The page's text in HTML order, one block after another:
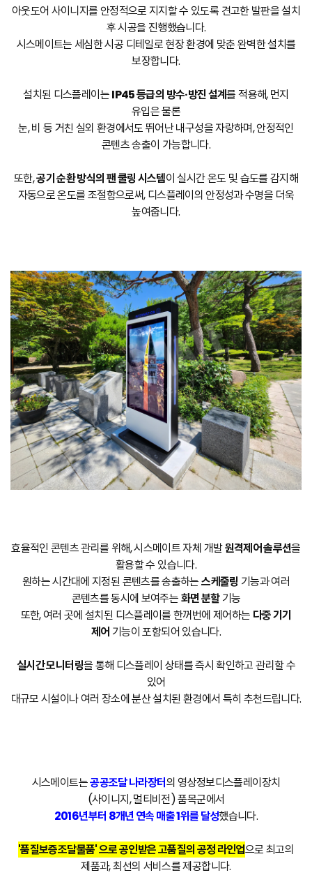
아웃도어 사이니지를 안정적으로 지지할 수 있도록 견고한 발판을 설치
후 시공을 진행했습니다.
시스메이트는 세심한 시공 디테일로 현장 환경에 맞춘 완벽한 설치를
보장합니다.
설치된 디스플레이는IP45 등급의 방수·방진 설계를 적용해, 먼지
유입은 물론
눈, 비 등 거친 실외 환경에서도 뛰어난 내구성을 자랑하며, 안정적인
콘텐츠 송출이 가능합니다.
또한,공기 순환 방식의 팬 쿨링 시스템이 실시간 온도 및 습도를 감지해
자동으로 온도를 조절함으로써, 디스플레이의 안정성과 수명을 더욱
높여줍니다.
효율적인 콘텐츠 관리를 위해, 시스메이트 자체 개발원격제어 솔루션을
활용할 수 있습니다.
원하는 시간대에 지정된 콘텐츠를 송출하는스케줄링 기능과 여러
콘텐츠를 동시에 보여주는화면 분할기능
또한, 여러 곳에 설치된 디스플레이를 한꺼번에 제어하는 다중 기기
제어 기능이 포함되어 있습니다.
실시간 모니터링을 통해 디스플레이 상태를 즉시 확인하고 관리할 수
있어
대규모 시설이나 여러 장소에 분산 설치된 환경에서 특히 추천드립니다.
시스메이트는공공조달 나라장터의 영상정보디스플레이장치
(사이니지, 멀티비전) 품목군에서
2016년부터 8개년 연속 매출 1위를 달성했습니다.
'품질보증조달물품' 으로 공인받은 고품질의 공정 라인업으로 최고의
제품과, 최선의 서비스를 제공합니다.